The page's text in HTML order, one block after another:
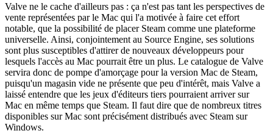
Valve ne le cache d'ailleurs pas : ça n'est pas tant les perspectives de
vente représentées par le Mac qui l'a motivée à faire cet effort
notable, que la possibilité de placer Steam comme une plateforme
universelle. Ainsi, conjointement au Source Engine, ses solutions
sont plus susceptibles d'attirer de nouveaux développeurs pour
lesquels l'accès au Mac pourrait être un plus. Le catalogue de Valve
servira donc de pompe d'amorçage pour la version Mac de Steam,
puisqu'un magasin vide ne présente que peu d'intérêt, mais Valve a
laissé entendre que les jeux d'éditeurs tiers pourraient arriver sur
Mac en même temps que Steam. Il faut dire que de nombreux titres
disponibles sur Mac sont précisément distribués avec Steam sur
Windows.